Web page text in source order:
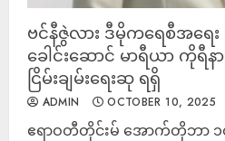
ဗင်နီဇွဲလား ဒီမိုကရေစီအရေ
ခေါင်းဆောင် မာရီယာ ကိုရီန
ငြိမ်းချမ်းရေးဆု ရရှိ
ADMIN OCTOBER 10, 2025
ဧရာဝတီတိုင်းမ် အောက်တိုဘာ